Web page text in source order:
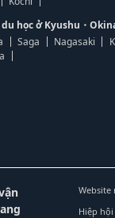
học ở Kyushu・
Saga Nagasaki
Website
Hiệp